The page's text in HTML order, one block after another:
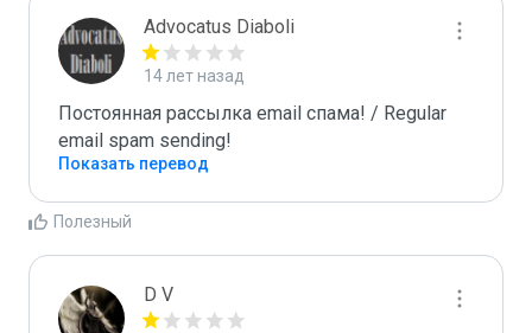
Advocatus Diaboli
14 лет назад
Постоянная рассылка email спама! / Regular
email spam sending!
Показать перевод
Полезный
D V